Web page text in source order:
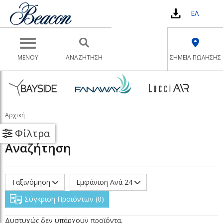
Toggle navigation
ΜΕΝΟΥ
ΕΛ
ΣΗΜΕΙΑ ΠΩΛΗΣΗΣ
ΑΝΑΖΉΤΗΣΗ
Αρχική
Φίλτρα
Αναζήτηση
Ταξινόμηση
Εμφάνιση Ανά 24
Σύγκριση Προϊόντων 0
Δυστυχώς δεν υπάρχουν προϊόντα.